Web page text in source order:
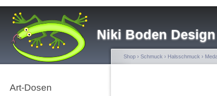
Niki Boden Design
Art-Dosen
Shop › Schmuck › Halsschmuck ›